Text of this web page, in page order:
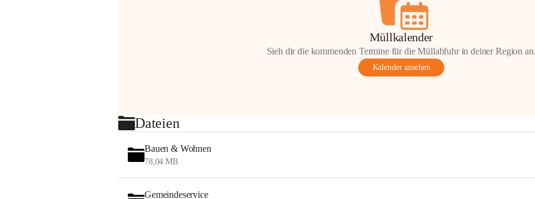
Müllkalender
Sieh dir die kommenden Termine für die Müllabfuhr in deiner Region
Kalender ansehen
Dateien
Bauen & Wohnen
78,04 MB
Gemeindeservice